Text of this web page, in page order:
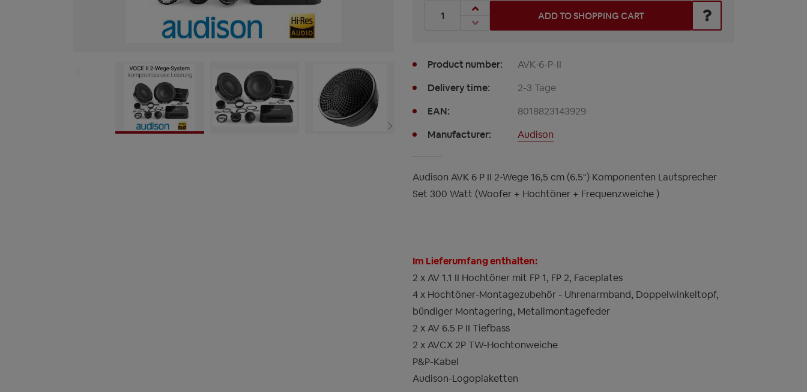
Product Quantity: Enter the desired amount or use the buttons to increase or decrease
ADD TO SHOPPING CART
Product number:
AVK-6-P-II
Delivery time:
2-3 Tage
EAN:
8018823143929
Manufacturer:
Audison
Audison AVK 6 P II 2-Wege 16,5 cm (6.5") Komponenten Lautsprecher
Set 300 Watt (Woofer + Hochtöner + Frequenzweiche )
Im Lieferumfang enthalten:
2 x AV 1.1 II Hochtöner mit FP 1, FP 2, Faceplates
4 x Hochtöner-Montagezubehör - Uhrenarmband, Doppelwinkeltopf,
bündiger Montagering, Metallmontagefeder
2 x AV 6.5 P II Tiefbass
2 x AVCX 2P TW-Hochtonweiche
P&P-Kabel
Audison-Logoplaketten